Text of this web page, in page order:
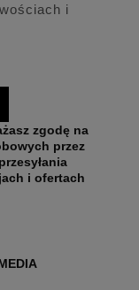
i
zgodę na
przez
i ofertach